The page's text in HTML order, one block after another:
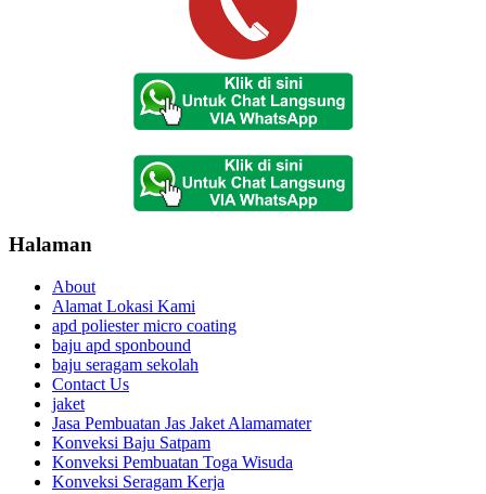
Halaman
About
Alamat Lokasi Kami
apd poliester micro coating
baju apd sponbound
baju seragam sekolah
Contact Us
jaket
Jasa Pembuatan Jas Jaket Alamamater
Konveksi Baju Satpam
Konveksi Pembuatan Toga Wisuda
Konveksi Seragam Kerja